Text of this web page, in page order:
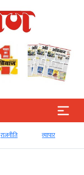
राजनीति व्‍यापार